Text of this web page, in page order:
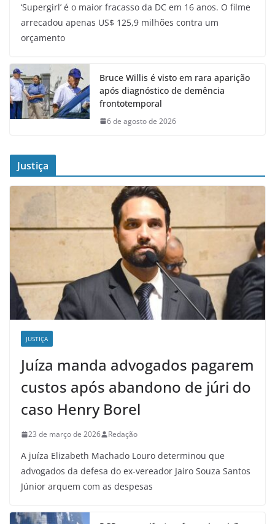
‘Supergirl’ é o maior fracasso da DC em 16 anos. O filme
arrecadou apenas US$ 125,9 milhões contra um
orçamento
Bruce Willis é visto em rara aparição
após diagnóstico de demência
frontotemporal
6 de agosto de 2026
Justiça
JUSTIÇA
Juíza manda advogados pagarem
custos após abandono de júri do
caso Henry Borel
23 de março de 2026 Redação
A juíza Elizabeth Machado Louro determinou que
advogados da defesa do ex-vereador Jairo Souza Santos
Júnior arquem com as despesas